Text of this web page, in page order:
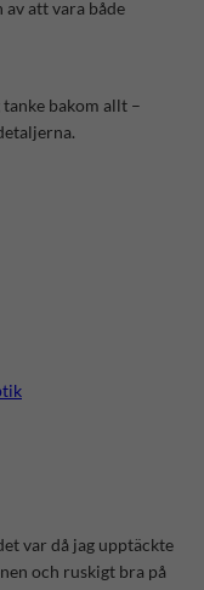
av att vara både
bakom allt –
var då jag upptäckte
och ruskigt bra på